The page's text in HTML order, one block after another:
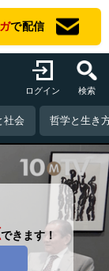
で配信
ログイン 検索
社会 哲学と生き
できます！